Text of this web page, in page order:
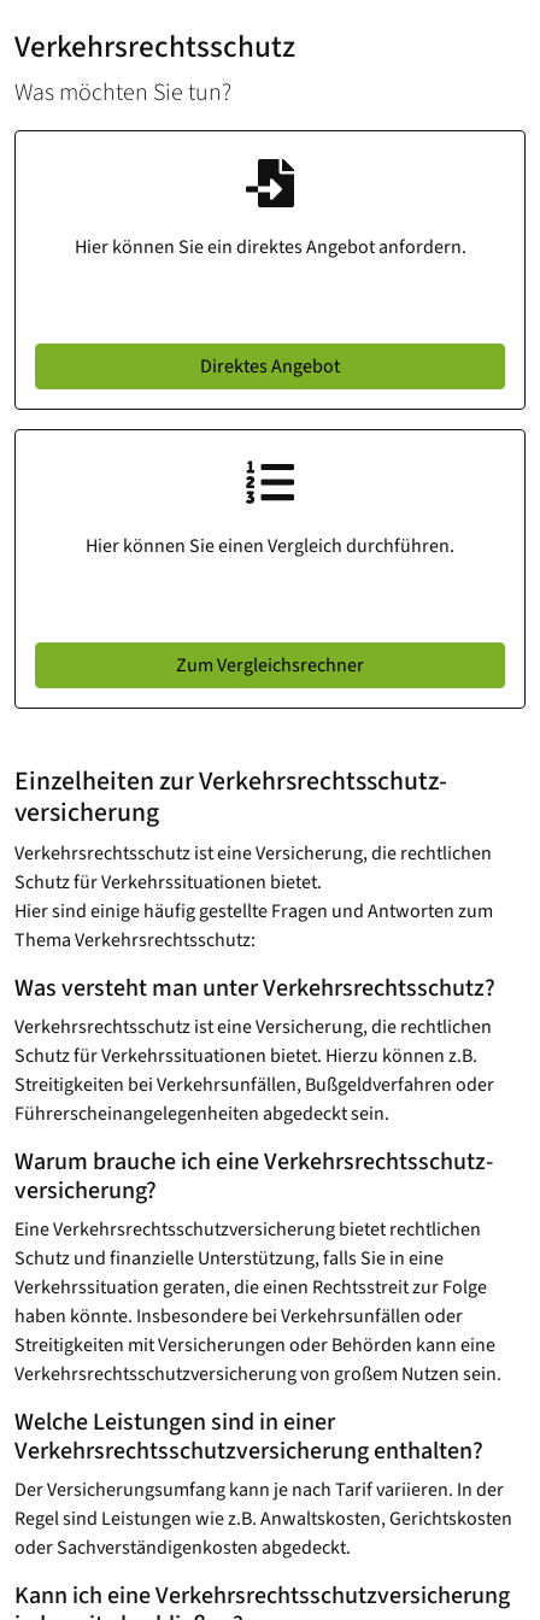
Verkehrsrechtsschutz
Was möchten Sie tun?
Hier können Sie ein direktes Angebot anfordern.
Direktes Angebot
Hier können Sie einen Vergleich durchführen.
Zum Vergleichsrechner
Einzelheiten zur Verkehrsrechtsschutz­
versicherung
Verkehrsrechtsschutz ist eine Versicherung, die rechtlichen
Schutz für Verkehrssituationen bietet.
Hier sind einige häufig gestellte Fragen und Antworten zum
Thema Verkehrsrechtsschutz:
Was versteht man unter Verkehrsrechtsschutz?
Verkehrsrechtsschutz ist eine Versicherung, die rechtlichen
Schutz für Verkehrssituationen bietet. Hierzu können z.B.
Streitigkeiten bei Verkehrsunfällen, Bußgeldverfahren oder
Führerscheinangelegenheiten abgedeckt sein.
Warum brauche ich eine Verkehrsrechtsschutz­
versicherung?
Eine Verkehrsrechtsschutz­versicherung bietet rechtlichen
Schutz und finanzielle Unterstützung, falls Sie in eine
Verkehrssituation geraten, die einen Rechtsstreit zur Folge
haben könnte. Insbesondere bei Verkehrsunfällen oder
Streitigkeiten mit Versicherungen oder Behörden kann eine
Verkehrsrechtsschutzversicherung von großem Nutzen sein.
Welche Leistungen sind in einer
Verkehrsrechtsschutz­versicherung enthalten?
Der Versicherungsumfang kann je nach Tarif variieren. In der
Regel sind Leistungen wie z.B. Anwaltskosten, Gerichtskosten
oder Sachverständigenkosten abgedeckt.
Kann ich eine Verkehrsrechtsschutz­versicherung